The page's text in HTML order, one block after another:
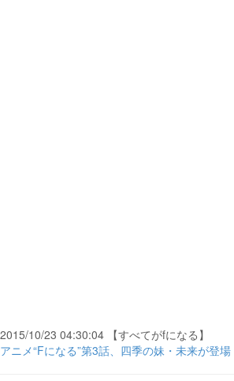
2015/10/23 04:30:04 【すべてがfになる】
アニメ“Fになる”第3話、四季の妹・未来が登